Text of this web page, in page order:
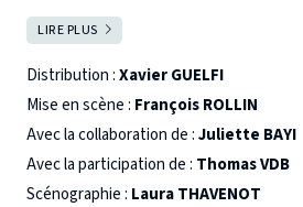
Comment changer le monde et
l’humanité ? Il va vous éclairer ! Ou
Xavier patauge au milieu des
emmêlé dans les contradictions de
doigts de l’implosion, il a une
monde. Redonner optimisme et foi
simplement. Bonne chance à lui…
LIRE PLUS
Distribution :Xavier GUELFI
Mise en scène : François ROLLIN
Avec la collaboration de :Juliette BAYI
Avec la participation de : Thomas VDB
Scénographie : Laura THAVENOT